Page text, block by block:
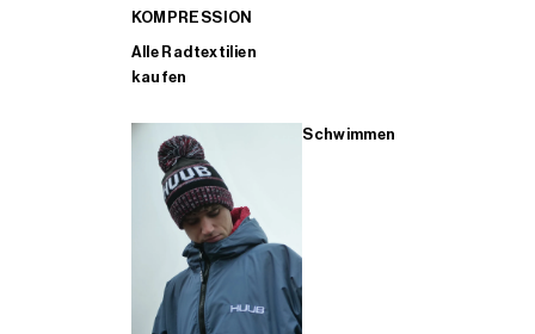
KOMPRESSION
Alle Radtextilien
kaufen
Schwimmen